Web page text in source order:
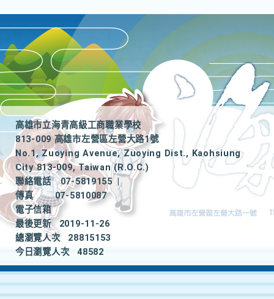
高雄市立海青高級工商職業學校
813-009 高雄市左營區左營大路1號
No.1, Zuoying Avenue, Zuoying Dist., Kaohsiung
City 813-009, Taiwan (R.O.C.)
聯絡電話
07-5819155
|
傳真
07-5810087
電子信箱
最後更新
2019-11-26
總瀏覽人次
28815153
今日瀏覽人次
48582